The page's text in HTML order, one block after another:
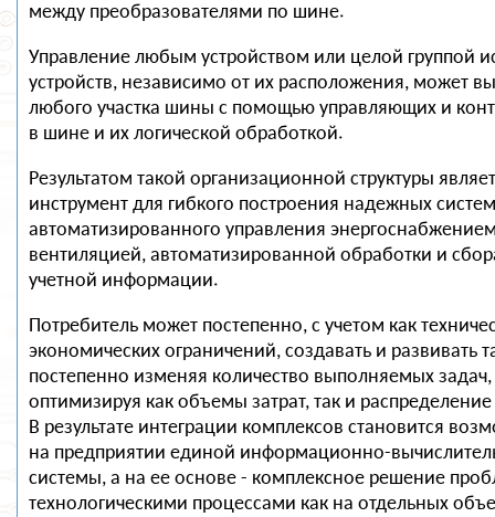
между преобразователями по шине.
Управление любым устройством или целой группой
устройств, независимо от их расположения, может
любого участка шины с помощью управляющих и
в шине и их логической обработкой.
Результатом такой организационной структуры
инструмент для гибкого построения надежных систем
автоматизированного управления
вентиляцией, автоматизированной обработки и
учетной информации.
Потребитель может постепенно, с учетом как
экономических ограничений, создавать и развивать
постепенно изменяя количество выполняемых
оптимизируя как объемы затрат, так и
В результате интеграции комплексов становится
на предприятии единой информационно-
системы, а на ее основе - комплексное решение
технологическими процессами как на отдельных